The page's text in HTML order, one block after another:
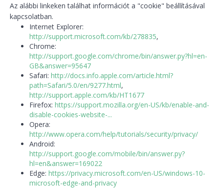
Az alábbi linkeken találhat információt a "cookie" beállításával
kapcsolatban.
Internet Explorer:
http://support.microsoft.com/kb/278835,
Chrome:
http://support.google.com/chrome/bin/answer.py?hl=en-
GB&answer=95647
Safari: http://docs.info.apple.com/article.html?
path=Safari/5.0/en/9277.html,
http://support.apple.com/kb/HT1677
Firefox: https://support.mozilla.org/en-US/kb/enable-and-
disable-cookies-website-...
Opera:
http://www.opera.com/help/tutorials/security/privacy/
Android:
http://support.google.com/mobile/bin/answer.py?
hl=en&answer=169022
Edge: https://privacy.microsoft.com/en-US/windows-10-
microsoft-edge-and-privacy